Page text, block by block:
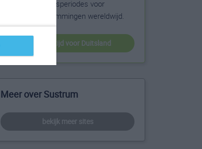
over de beste reisperiodes voor
duizenden bestemmingen wereldwijd.
beste reistijd voor Duitsland
Meer over Sustrum
bekijk meer sites